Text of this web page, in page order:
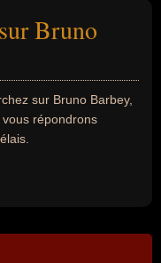
Bruno
sur Bruno Barbey,
répondrons